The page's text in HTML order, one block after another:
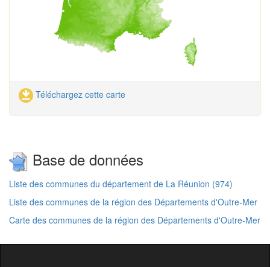
Téléchargez cette carte
Base de données
Liste des communes du département de La Réunion (974)
Liste des communes de la région des Départements d'Outre-Mer
Carte des communes de la région des Départements d'Outre-Mer